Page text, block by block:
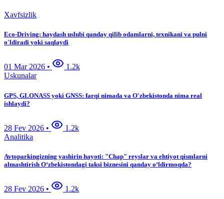
Xavfsizlik
Eco-Driving: haydash uslubi qanday qilib odamlarni, texnikani va pulni
o'ldiradi yoki saqlaydi
01 Mar 2026 •
1.2k
Uskunalar
GPS, GLONASS yoki GNSS: farqi nimada va O'zbekistonda nima real
ishlaydi?
28 Fev 2026 •
1.2k
Analitika
Avtoparkingizning yashirin hayoti: "Chap" reyslar va ehtiyot qismlarni
almashtirish O‘zbekistondagi taksi biznesini qanday o‘ldirmoqda?
28 Fev 2026 • 1.2k